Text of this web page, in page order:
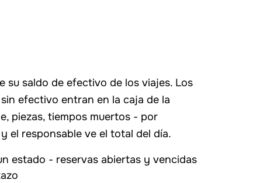
su saldo de efectivo de los viajes. Los
efectivo entran en la caja de la
piezas, tiempos muertos - por
el responsable ve el total del día.
estado - reservas abiertas y vencidas